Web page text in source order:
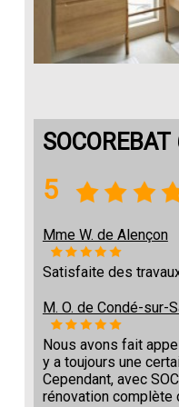
5
Mme W. de Alençon
Satisfaite des
M. O. de Condé-sur-
Nous avons fait
y a toujours une
Cependant, avec
rénovation complète